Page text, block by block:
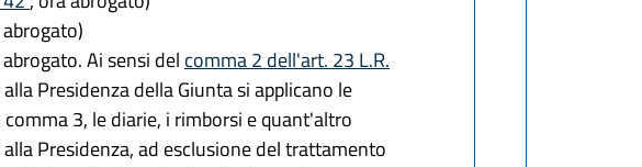
Ai sensi del comma 2 dell'art. 23 L.R.
Presidenza della Giunta si applicano le
comma 3, le diarie, i rimborsi e quant'altro
Presidenza, ad esclusione del trattamento